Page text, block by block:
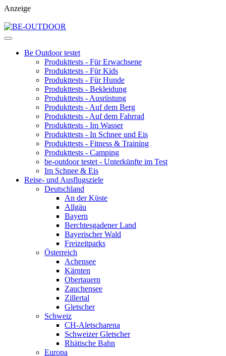
Anzeige
Be Outdoor testet
Produkttests - Für Erwachsene
Produkttests - Für Kids
Produkttests - Für Hunde
Produkttests - Bekleidung
Produkttests - Ausrüstung
Produkttests - Auf dem Berg
Produkttests - Auf dem Fahrrad
Produkttests - Im Wasser
Produkttests - In Schnee und Eis
Produkttests - Fitness & Training
Produkttests - Camping
be-outdoor testet - Unterkünfte im Test
Im Schnee & Eis
Reise- und Ausflugsziele
Deutschland
An der Küste
Allgäu
Bayern
Berchtesgadener Land
Bayerischer Wald
Freizeitparks
Österreich
Achensee
Kärnten
Obertauern
Zauchensee
Zillertal
Gletscher
Schweiz
CH-Aletscharena
Schweizer Gletscher
Rhätische Bahn
Europa